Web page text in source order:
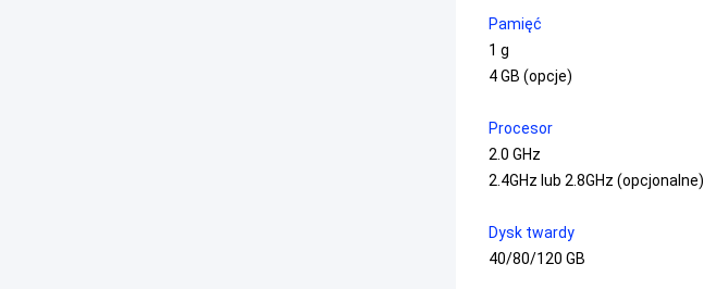
Pamięć
1 g
4 GB (opcje)
Procesor
2.0 GHz
2.4GHz lub 2.8GHz (opcjonalne)
Dysk twardy
40/80/120 GB